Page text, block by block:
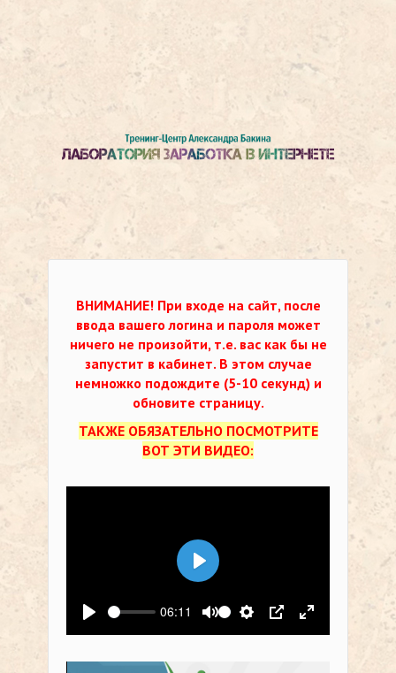
ВНИМАНИЕ! При входе на сайт, после
ввода вашего логина и пароля может
ничего не произойти, т.е. вас как бы не
запустит в кабинет. В этом случае
немножко подождите (5-10 секунд) и
обновите страницу.
ТАКЖЕ ОБЯЗАТЕЛЬНО ПОСМОТРИТЕ
ВОТ ЭТИ ВИДЕО:
Воспроизвести
06:11
Выключить звук
Настройки
PIP На весь
Воспроизвести